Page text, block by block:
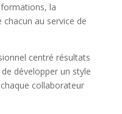
la
chacun au service de
centré résultats
développer un style
collaborateur